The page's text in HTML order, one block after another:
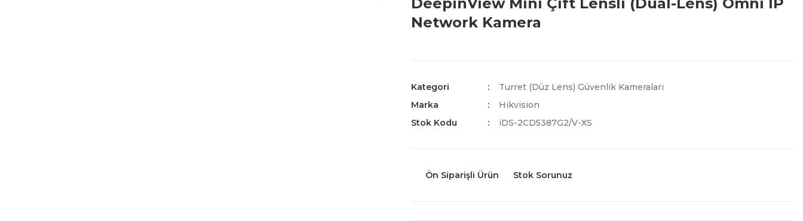
Network Kamera
Kategori
Turret (Düz Lens) Güvenlik Kameraları
Marka
Hikvision
Stok Kodu
iDS-2CD5387G2/V-XS
Ön Siparişli Ürün Stok Sorunuz